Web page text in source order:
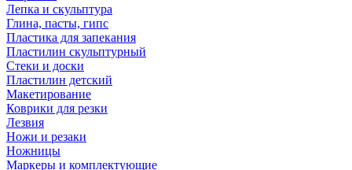
Лепка и скульптура
Глина, пасты, гипс
Пластика для запекания
Пластилин скульптурный
Стеки и доски
Пластилин детский
Макетирование
Коврики для резки
Лезвия
Ножи и резаки
Ножницы
Маркеры и комплектующие